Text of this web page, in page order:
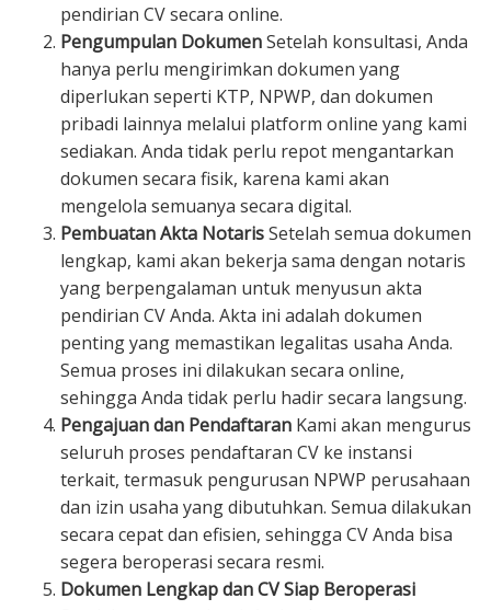
pendirian CV secara online.
Pengumpulan DokumenSetelah konsultasi, Anda
hanya perlu mengirimkan dokumen yang
diperlukan seperti KTP, NPWP, dan dokumen
pribadi lainnya melalui platform online yang kami
sediakan. Anda tidak perlu repot mengantarkan
dokumen secara fisik, karena kami akan
mengelola semuanya secara digital.
Pembuatan Akta NotarisSetelah semua dokumen
lengkap, kami akan bekerja sama dengan notaris
yang berpengalaman untuk menyusun akta
pendirian CV Anda. Akta ini adalah dokumen
penting yang memastikan legalitas usaha Anda.
Semua proses ini dilakukan secara online,
sehingga Anda tidak perlu hadir secara langsung.
Pengajuan dan Pendaftaran Kami akan mengurus
seluruh proses pendaftaran CV ke instansi
terkait, termasuk pengurusan NPWP perusahaan
dan izin usaha yang dibutuhkan. Semua dilakukan
secara cepat dan efisien, sehingga CV Anda bisa
segera beroperasi secara resmi.
Dokumen Lengkap dan CV Siap Beroperasi